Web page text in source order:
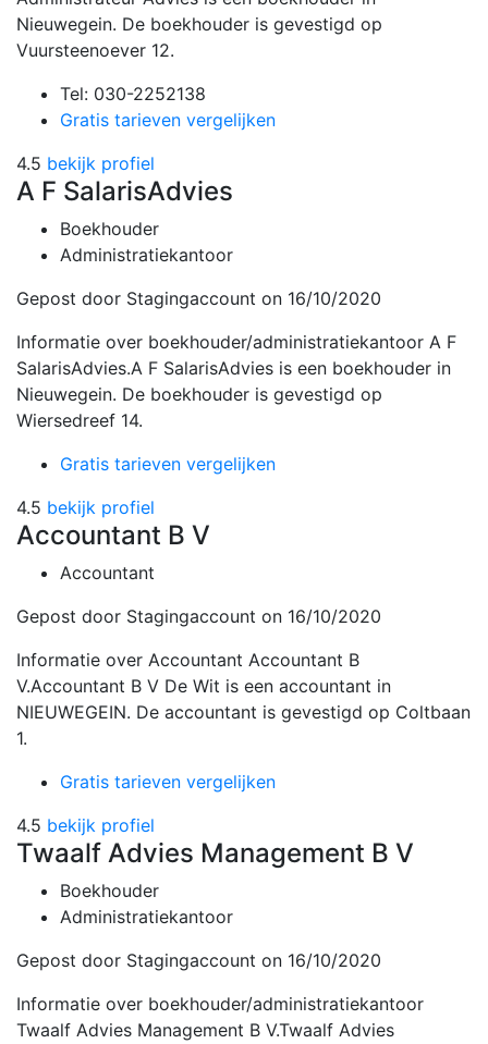
Nieuwegein. De boekhouder is gevestigd op
Vuursteenoever 12.
Tel: 030-2252138
Gratis tarieven vergelijken
4.5 bekijk profiel
A F SalarisAdvies
Boekhouder
Administratiekantoor
Gepost door Stagingaccount on 16/10/2020
Informatie over boekhouder/administratiekantoor A F
SalarisAdvies.A F SalarisAdvies is een boekhouder in
Nieuwegein. De boekhouder is gevestigd op
Wiersedreef 14.
Gratis tarieven vergelijken
4.5 bekijk profiel
Accountant B V
Accountant
Gepost door Stagingaccount on 16/10/2020
Informatie over Accountant Accountant B
V.Accountant B V De Wit is een accountant in
NIEUWEGEIN. De accountant is gevestigd op Coltbaan
1.
Gratis tarieven vergelijken
4.5 bekijk profiel
Twaalf Advies Management B V
Boekhouder
Administratiekantoor
Gepost door Stagingaccount on 16/10/2020
Informatie over boekhouder/administratiekantoor
Twaalf Advies Management B V.Twaalf Advies